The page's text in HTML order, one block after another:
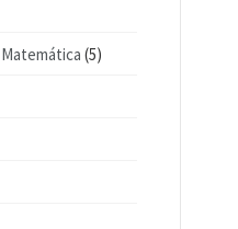
(5)